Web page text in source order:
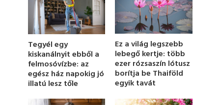
m
i
n
u
t
e
Tegyél egy
kiskanálnyit ebből a
felmosóvízbe: az
egész ház napokig jó
illatú lesz tőle
Ez a világ legszebb
lebegő kertje: több
ezer rózsaszín lótusz
borítja be Thaiföld
egyik tavát